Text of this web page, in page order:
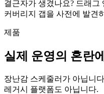
결근자가 생겼나요? 드래그
커버리지 갭을 사전에 발견
제품
실제 운영의 혼란
장난감 스케줄러가 아닙니
레거시 플랫폼도 아닙니다.